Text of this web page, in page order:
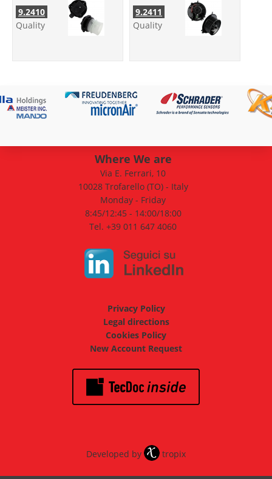
9.2410
Quality
9.2411
Quality
Where We are
Via E. Ferrari, 10
10028 Trofarello (TO) - Italy
Monday - Friday
8:45/12:45 - 14:00/18:00
Tel. +39 011 647 4060
Privacy Policy
Legal directions
Cookies Policy
New Account Request
Developed by tropix